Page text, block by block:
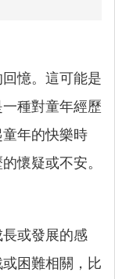
憶。這可能是
種對童年經歷
年的快樂時
懷疑或不安。
或發展的感
困難相關，比